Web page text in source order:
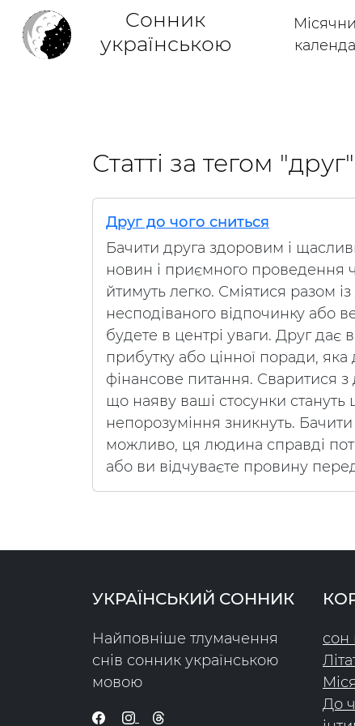
Cонник
українською
Статті за тегом "друг"
Друг до чого сниться
Бачити друга здоровим і
новин і приємного проведення
йтимуть легко. Сміятися разом
несподіваного відпочинку або
будете в центрі уваги. Друг
прибутку або цінної поради,
фінансове питання. Сваритися
що наяву ваші стосунки
непорозуміння зникнуть.
можливо, ця людина справді
або ви відчуваєте провину
УКРАЇНСЬКИЙ СОННИК
Найповніше тлумачення
снів сонник українською
мовою
сон
До